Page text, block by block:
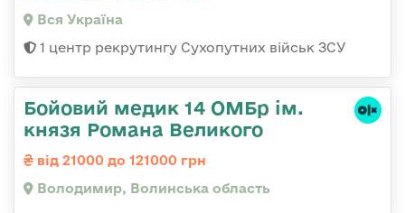
Вся Україна
1 центр рекрутингу Сухопутних військ ЗСУ
Бойовий медик 14 ОМБр ім.
князя Романа Великого
від 21000 до 121000 грн
Володимир, Волинська область